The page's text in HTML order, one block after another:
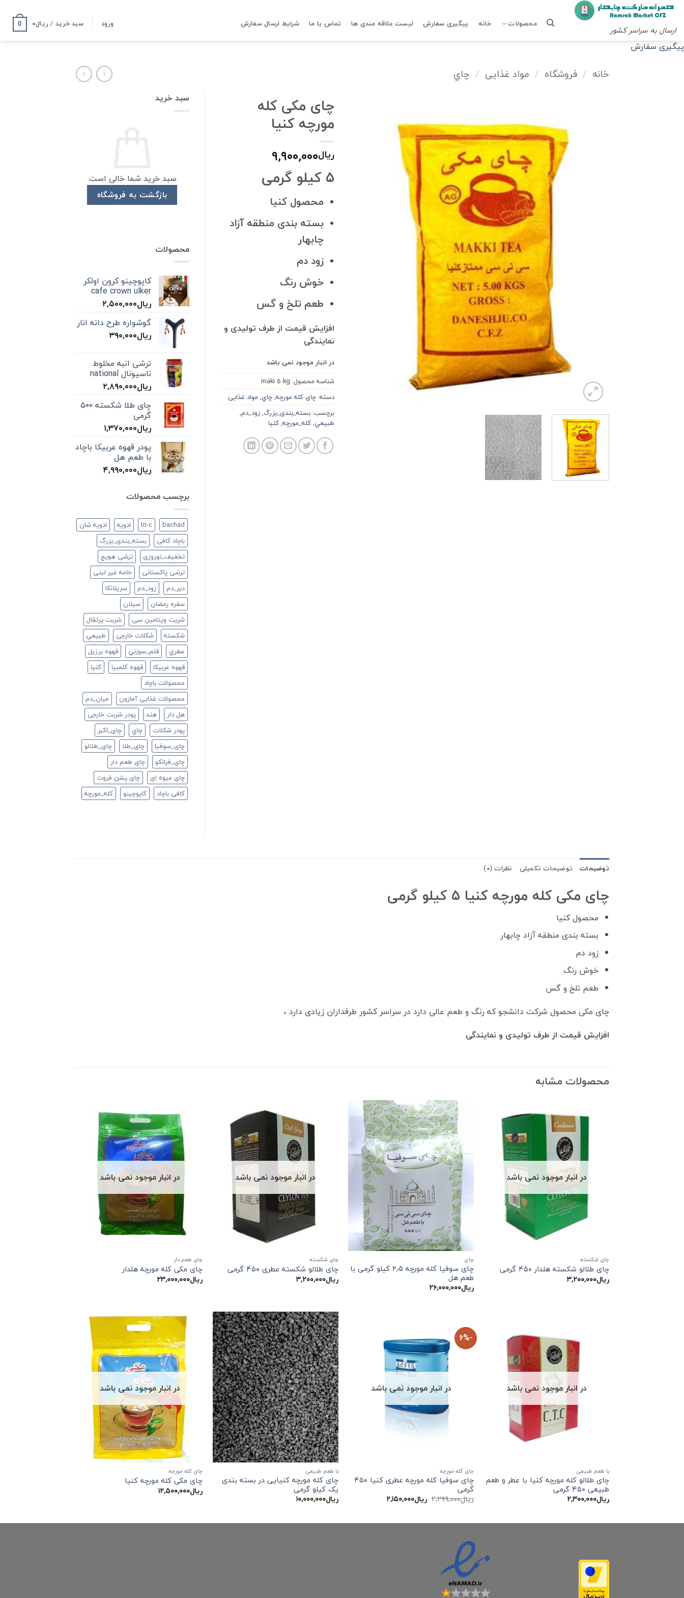
Skip
content
ارسال به سراسر کشور
محصولات خانه پیگیری سفارش لیست علاقه مندی ها تماس با ما شرایط ارسال سفارش ورود سبد خرید / ریال۰ 0
پیگیری سفارش
خانه / فروشگاه / مواد غذایی / چاي
چای مکی کله
مورچه کنیا
ریال۹,۹۰۰,۰۰۰
۵ کیلو گرمی
محصول کنیا
بسته بندی منطقه آزاد
چابهار
زود دم
خوش رنگ
طعم تلخ و گس
افزایش قیمت از طرف تولیدی و
نمایندگی
در انبار موجود نمی باشد
شناسه محصول: maki 5 kg
دسته: چای کله مورچه,چاي, مواد غذایی
برچسب: بسته_بندی_بزرگ,زود_دم,
طبيعي,کله_مورچه,كنيا
سبد خرید
سبد خرید شما خالی است.
بازگشت به فروشگاه
محصولات
کاپوچینو کرون اولکر
cafe crown ulker
ریال۲,۵۰۰,۰۰۰
گوشواره طرح دانه انار
ریال۳۹۰,۰۰۰
ترشی انبه مخلوط
ناسیونال national
ریال۲,۸۹۰,۰۰۰
چای طلا شکسته ۵۰۰
گرمی
ریال۱,۳۷۰,۰۰۰
پودر قهوه عربیکا باچاد
با طعم هل
ریال۴,۹۹۰,۰۰۰
برچسب محصولات
bachad
tri-c ادویه
ادویه شان
باچاد کافی
بسته_بندی_بزرگ
تخفیف_نوروزی
ترشی هویج
ترشی پاکستانی
خامه غیر لبنی
دير_دم
زود_دم
سريلانكا
سفره رمضان
سيلان
شربت ویتامین سی
شربت پرتقال
شكسته
شکلات خارجی
طبيعي
عطري
قلم_سوزني
قهوه برزیل
قهوه عربیکا
قهوه کلمبیا
كنيا
محصولات باچاد
محصولات غذایی آمازون
ميان_دم
هل دار
هند
پودر شربت خارجی
پودر شکلات
چاي
چای_اکبر
چای_سوفیا
چای_طلا
چای_طلالو
چای_فرانكو
چای طعم دار
چای میوه ای
چای پشن فروت
کافی باچاد
کاپوچینو کله_مورچه
توضیحات توضیحات تکمیلی نظرات (0)
چای مکی کله مورچه کنیا ۵ کیلو گرمی
محصول کنیا
بسته بندی منطقه آزاد چابهار
زود دم
خوش رنگ
طعم تلخ و گس
چای مکی محصول شرکت دانشجو که رنگ و طعم عالی دارد در سراسر کشور طرفداران زیادی دارد ،
افزایش قیمت از طرف تولیدی و نمایندگی
محصولات مشابه
در انبار موجود نمی باشد
چای شکسته
چای طلالو شکسته هلدار ۴۵۰ گرمی
ریال۳,۲۰۰,۰۰۰
چاي
چای سوفیا کله مورچه ۲٫۵ کیلو گرمی با
طعم هل
ریال۲۶,۰۰۰,۰۰۰
در انبار موجود نمی باشد
چای شکسته
چای طلالو شکسته عطری ۴۵۰ گرمی
ریال۳,۲۰۰,۰۰۰
در انبار موجود نمی باشد
چای طعم دار
چای مکی کله مورچه هلدار
ریال۲۳,۰۰۰,۰۰۰
در انبار موجود نمی باشد
با طعم طبیعی
چای طلالو کله مورچه کنیا با عطر و طعم
طبیعی ۴۵۰ گرمی
ریال۲,۳۰۰,۰۰۰
-6%
در انبار موجود نمی باشد
چای کله مورچه
چای سوفیا کله مورچه عطری کنیا ۴۵۰
گرمی
ریال۲,۲۹۹,۰۰۰ قیمت
اصلی:
بود.
ریال۲,۱۵۰,۰۰۰
با طعم طبیعی
چای کله مورچه کنیایی در بسته بندی
یک کیلو گرمی
ریال۱۰,۰۰۰,۰۰۰
در انبار موجود نمی باشد
چای کله مورچه
چای مکی کله مورچه کنیا
ریال۱۲,۵۰۰,۰۰۰